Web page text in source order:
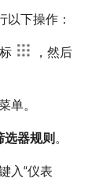
下操作：
，然后
单。
选器规则。
入“仪表